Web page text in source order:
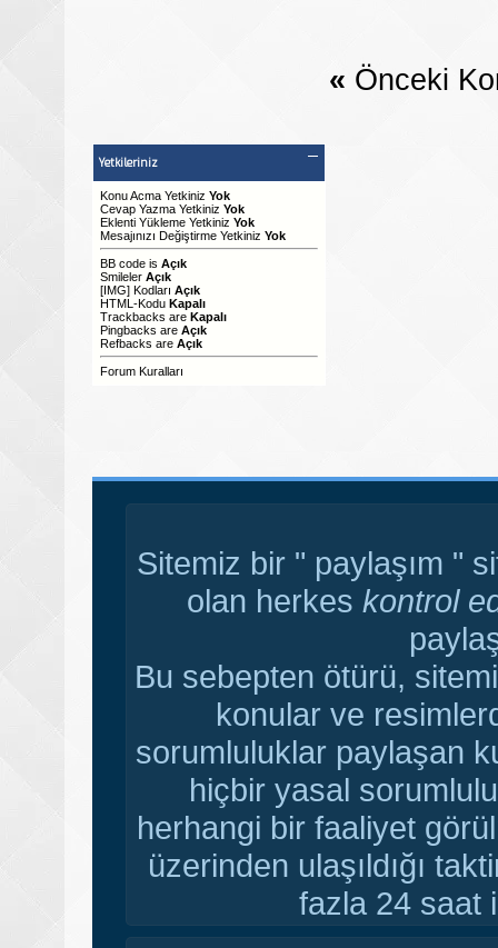
« Önceki
Yetkileriniz
Konu Acma Yetkiniz Yok
Cevap Yazma Yetkiniz Yok
Eklenti Yükleme Yetkiniz Yok
Mesajınızı Değiştirme Yetkiniz Yok
BB code is Açık
Smileler Açık
[IMG] Kodları Açık
HTML-Kodu Kapalı
Trackbacks are Kapalı
Pingbacks are Açık
Refbacks are Açık
Forum Kuralları
Sitemiz bir " paylaşım "
olan herkes kontrol
Bu sebepten ötürü,
konular ve
sorumluluklar paylaşan
hiçbir yasal
herhangi bir faaliyet
üzerinden ulaşıldığı
fazla 24 saat